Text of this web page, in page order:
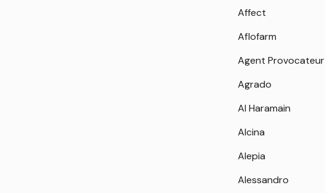
Affect
Aflofarm
Agent Provocateur
Agrado
Al Haramain
Alcina
Alepia
Alessandro